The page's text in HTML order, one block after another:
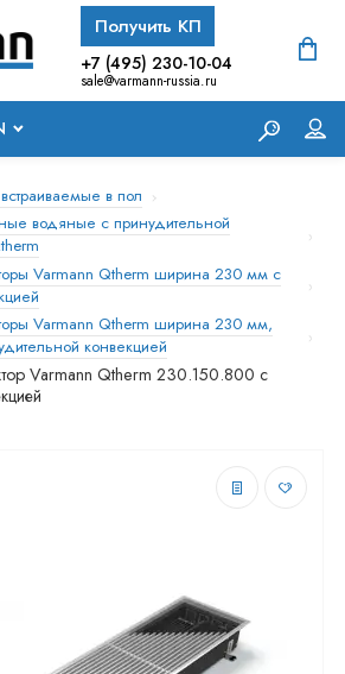
Получить КП
+7 (495) 230-10-04
sale@varmann-russia.ru
в пол
водяные с принудительной
Varmann Qtherm ширина 230 мм с
Varmann Qtherm ширина 230 мм,
конвекцией
Varmann Qtherm 230.150.800 с